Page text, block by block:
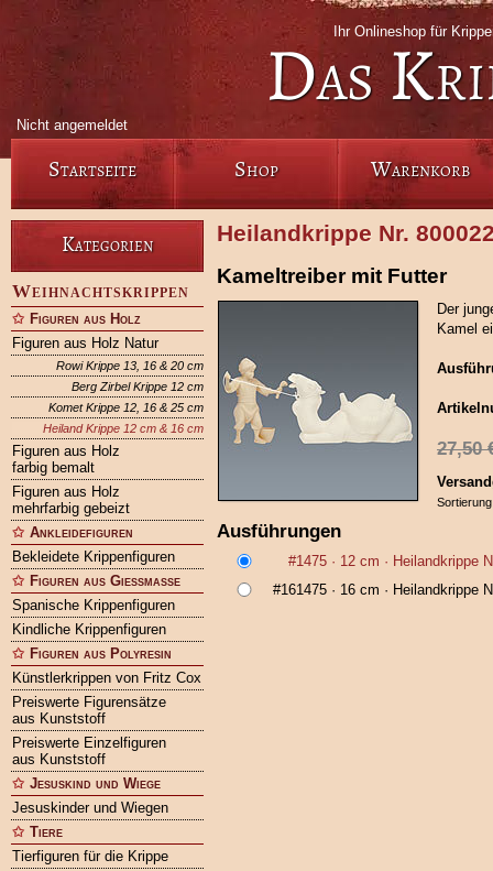
Ihr Onlineshop für
Das
Nicht angemeldet
Startseite Shop Warenkorb
Kategorien
Weihnachtskrippen
Figuren aus Holz
Figuren aus Holz Natur
Rowi Krippe 13, 16 & 20 cm
Berg Zirbel Krippe 12 cm
Komet Krippe 12, 16 & 25 cm
Heiland Krippe 12 cm & 16 cm
Figuren aus Holz
farbig bemalt
Figuren aus Holz
mehrfarbig gebeizt
Ankleidefiguren
Bekleidete Krippenfiguren
Figuren aus Gießmasse
Spanische Krippenfiguren
Kindliche Krippenfiguren
Figuren aus Polyresin
Künstlerkrippen von Fritz Cox
Preiswerte Figurensätze
aus Kunststoff
Preiswerte Einzelfiguren
aus Kunststoff
Jesuskind und Wiege
Jesuskinder und Wiegen
Tiere
Tierfiguren für die Krippe
Heilandkrippe Nr.
Kameltreiber mit Futter
Der
Kamel
27,50
Ausführungen
#1475 · 12 cm · Heilandkrippe
#161475 · 16 cm · Heilandkrippe